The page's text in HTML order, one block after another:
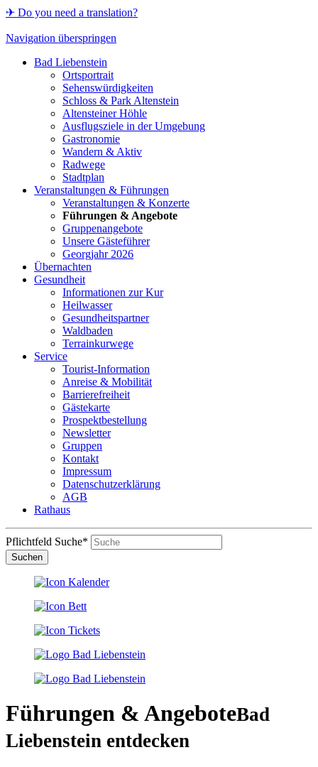
✈ Do you need a translation?
Navigation überspringen
Bad Liebenstein
Ortsportrait
Sehenswürdigkeiten
Schloss & Park Altenstein
Altensteiner Höhle
Ausflugsziele in der Umgebung
Gastronomie
Wandern & Aktiv
Radwege
Stadtplan
Veranstaltungen & Führungen
Veranstaltungen & Konzerte
Führungen & Angebote
Gruppenangebote
Unsere Gästeführer
Georgjahr 2026
Übernachten
Gesundheit
Informationen zur Kur
Heilwasser
Gesundheitspartner
Waldbaden
Terrainkurwege
Service
Tourist-Information
Anreise & Mobilität
Barrierefreiheit
Gästekarte
Prospektbestellung
Newsletter
Gruppen
Kontakt
Impressum
Datenschutzerklärung
AGB
Rathaus
Pflichtfeld Suche*
Suchen
Führungen & AngeboteBad
Liebenstein entdecken